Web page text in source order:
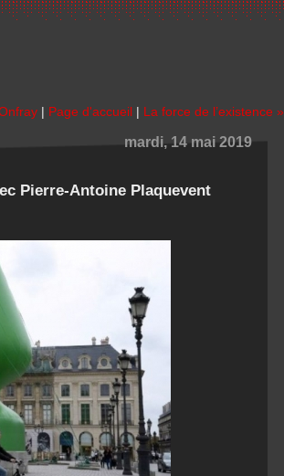
| Page d'accueil | La force de l’existence »
mardi, 14 mai 2019
Pierre-Antoine Plaquevent